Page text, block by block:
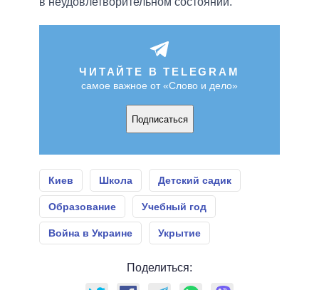
ЧИТАЙТЕ В TELEGRAM
самое важное от «Слово и дело»
Подписаться
Киев Школа Детский садик
Образование Учебный год
Война в Украине Укрытие
Поделиться: